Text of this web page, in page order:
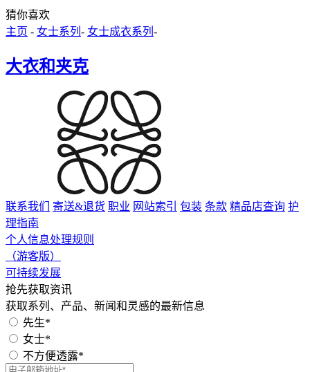
猜你喜欢
主页 - 女士系列 - 女士成衣系列 -
大衣和夹克
联系我们 寄送&退货 职业 网站索引 包装 条款 精品店查询 护
理指南
个人信息处理规则
（游客版）
可持续发展
抢先获取资讯
获取系列、产品、新闻和灵感的最新信息
先生*
女士*
不方便透露*